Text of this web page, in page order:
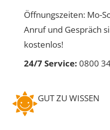
Öffnungszeiten: Mo-
Anruf und Gespräch
kostenlos!
24/7 Service: 0800
GUT ZU WISSEN